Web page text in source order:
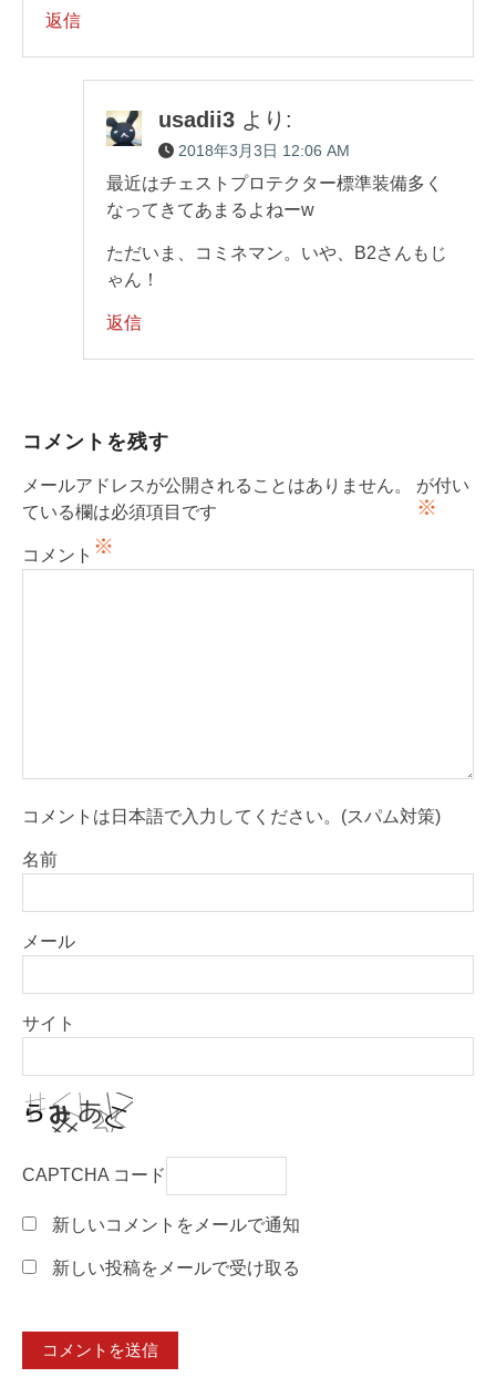
返信
usadii3 より:
2018年3月3日 12:06 AM
最近はチェストプロテクター標準装備多く
なってきてあまるよねーw
ただいま、コミネマン。いや、B2さんもじ
ゃん！
返信
コメントを残す
メールアドレスが公開されることはありません。
※
が付い
ている欄は必須項目です
コメント ※
コメントは日本語で入力してください。(スパム対策)
名前
メール
サイト
CAPTCHA コード
新しいコメントをメールで通知
新しい投稿をメールで受け取る